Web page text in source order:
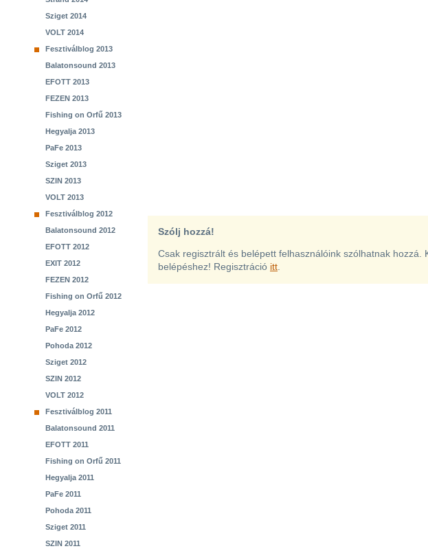
Sziget 2014
VOLT 2014
Fesztiválblog 2013
Balatonsound 2013
EFOTT 2013
FEZEN 2013
Fishing on Orfű 2013
Hegyalja 2013
PaFe 2013
Sziget 2013
SZIN 2013
VOLT 2013
Fesztiválblog 2012
Balatonsound 2012
EFOTT 2012
EXIT 2012
FEZEN 2012
Fishing on Orfű 2012
Hegyalja 2012
PaFe 2012
Pohoda 2012
Sziget 2012
SZIN 2012
VOLT 2012
Fesztiválblog 2011
Balatonsound 2011
EFOTT 2011
Fishing on Orfű 2011
Hegyalja 2011
PaFe 2011
Pohoda 2011
Sziget 2011
SZIN 2011
Szólj hozzá!
Csak regisztrált és belépett felhasználóink szólhatnak hozzá.
belépéshez! Regisztráció itt